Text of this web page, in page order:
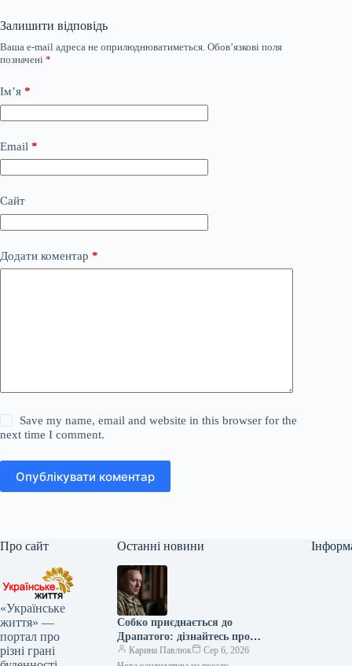
Залишити відповідь
Ваша e-mail адреса не оприлюднюватиметься. Обов’язкові поля
позначені *
Ім’я *
Email *
Сайт
Додати коментар *
Save my name, email and website in this browser for the
next time I comment.
Опублікувати коментар
Про сайт
«Українське
життя» —
портал про
різні грані
Останні новини
Собко приєднається до
Драпатого: дізнайтесь про
нового заступника
Карина Павлюк
Сер 6, 2026